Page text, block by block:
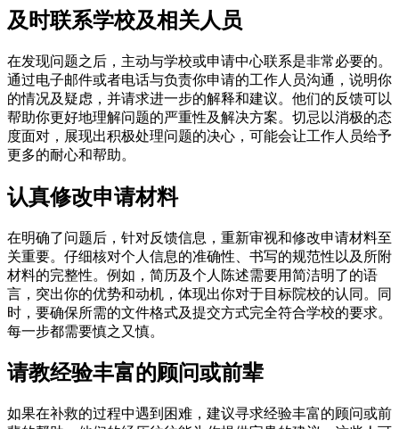
及时联系学校及相关人员
在发现问题之后，主动与学校或申请中心联系是非常必要的。
通过电子邮件或者电话与负责你申请的工作人员沟通，说明你
的情况及疑虑，并请求进一步的解释和建议。他们的反馈可以
帮助你更好地理解问题的严重性及解决方案。切忌以消极的态
度面对，展现出积极处理问题的决心，可能会让工作人员给予
更多的耐心和帮助。
认真修改申请材料
在明确了问题后，针对反馈信息，重新审视和修改申请材料至
关重要。仔细核对个人信息的准确性、书写的规范性以及所附
材料的完整性。例如，简历及个人陈述需要用简洁明了的语
言，突出你的优势和动机，体现出你对于目标院校的认同。同
时，要确保所需的文件格式及提交方式完全符合学校的要求。
每一步都需要慎之又慎。
请教经验丰富的顾问或前辈
如果在补救的过程中遇到困难，建议寻求经验丰富的顾问或前